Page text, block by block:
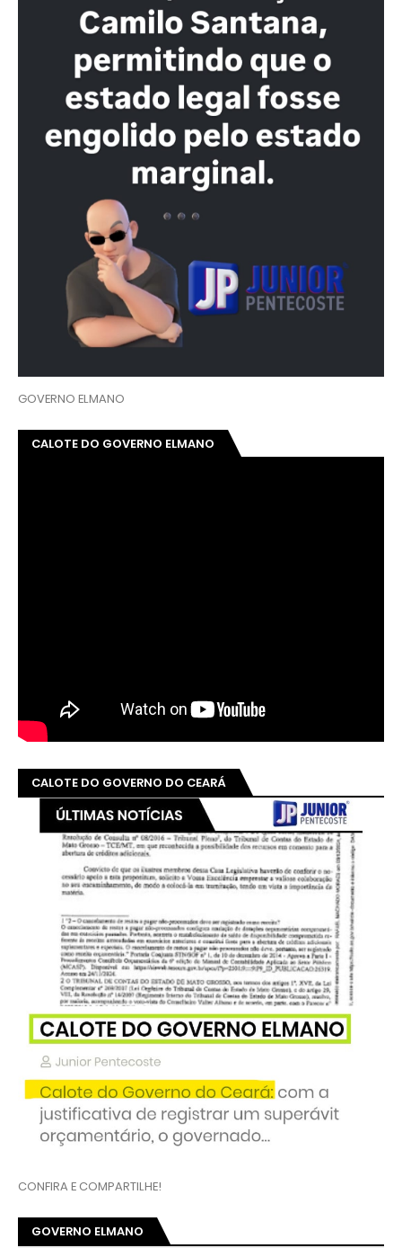
GOVERNO ELMANO
CALOTE DO GOVERNO ELMANO
CALOTE DO GOVERNO DO CEARÁ
CONFIRA E COMPARTILHE!
GOVERNO ELMANO